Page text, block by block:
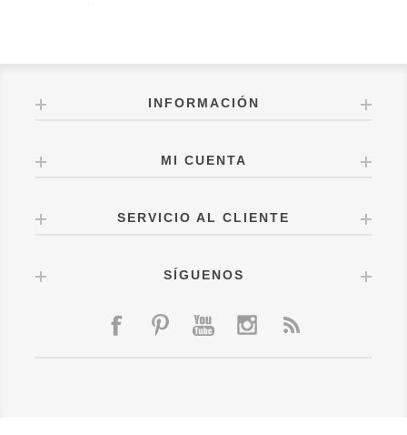
INFORMACIÓN
MI CUENTA
SERVICIO AL CLIENTE
SÍGUENOS